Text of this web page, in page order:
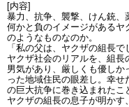
[内容]
暴力、抗争、襲撃、けん銃
何かと負のイメージがある
のようなものなのか。
「私の父は、ヤクザの組長で
ヤクザ社会のリアルを、組長
男気があり、厳しくも優し
った地域住民の眼差し。幸
の巨大抗争に巻き込まれた
ヤクザの組長の息子が明かす